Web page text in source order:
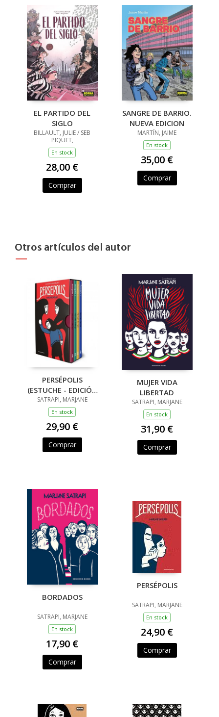
EL PARTIDO DEL
SIGLO
BILLAULT, JULIE / SEB
PIQUET,
En stock
28,00 €
Comprar
SANGRE DE BARRIO.
NUEVA EDICION
MARTÍN, JAIME
En stock
35,00 €
Comprar
Otros artículos del autor
PERSÉPOLIS
(ESTUCHE - EDICIÓN
25 ANIVERSARIO)
SATRAPI, MARJANE
En stock
29,90 €
Comprar
MUJER VIDA
LIBERTAD
SATRAPI, MARJANE
En stock
31,90 €
Comprar
BORDADOS
SATRAPI, MARJANE
En stock
17,90 €
Comprar
PERSÉPOLIS
SATRAPI, MARJANE
En stock
24,90 €
Comprar